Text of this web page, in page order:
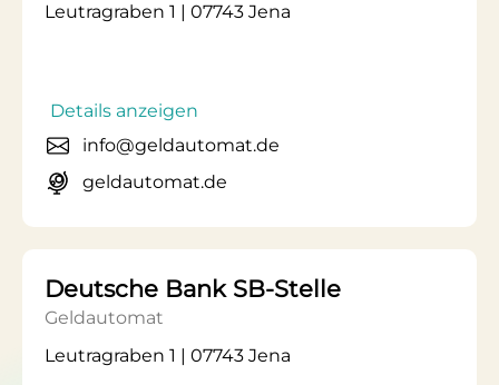
Leutragraben 1 | 07743 Jena
Details anzeigen
info@geldautomat.de
geldautomat.de
Deutsche Bank SB-Stelle
Geldautomat
Leutragraben 1 | 07743 Jena